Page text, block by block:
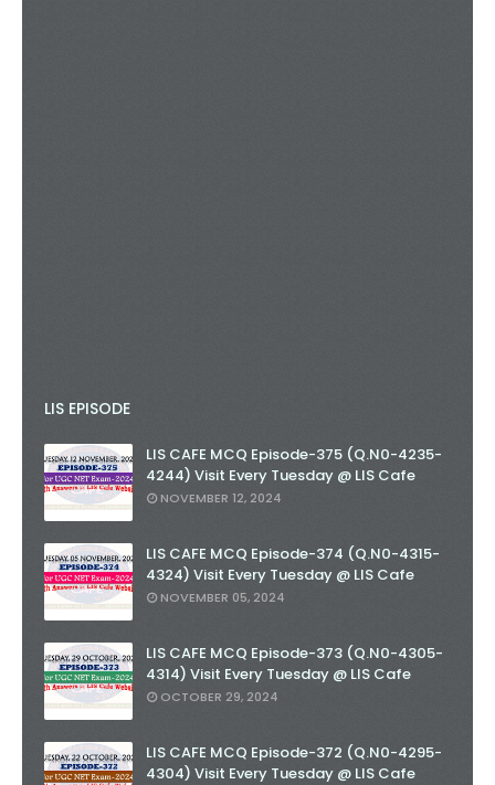
LIS EPISODE
LIS CAFE MCQ Episode-375 (Q.N0-4235-
4244) Visit Every Tuesday @ LIS Cafe
NOVEMBER 12, 2024
LIS CAFE MCQ Episode-374 (Q.N0-4315-
4324) Visit Every Tuesday @ LIS Cafe
NOVEMBER 05, 2024
LIS CAFE MCQ Episode-373 (Q.N0-4305-
4314) Visit Every Tuesday @ LIS Cafe
OCTOBER 29, 2024
LIS CAFE MCQ Episode-372 (Q.N0-4295-
4304) Visit Every Tuesday @ LIS Cafe